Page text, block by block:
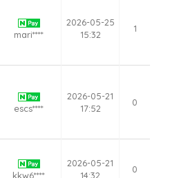
mari****
2026-05-25
15:32
1
escs****
2026-05-21
17:52
0
kkw6****
2026-05-21
14:32
0